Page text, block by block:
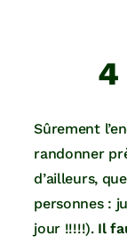
4
Sûrement
randonner
d’ailleurs,
personnes :
jour !!!!!). Il